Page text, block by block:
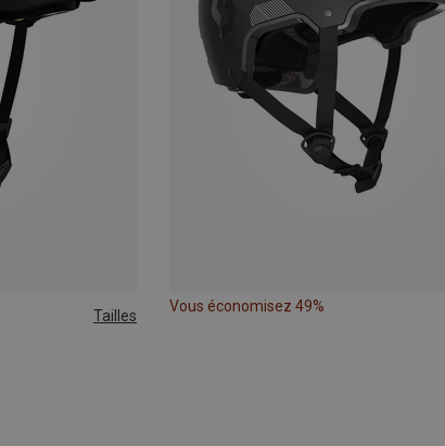
Tailles
Vous économisez 49%